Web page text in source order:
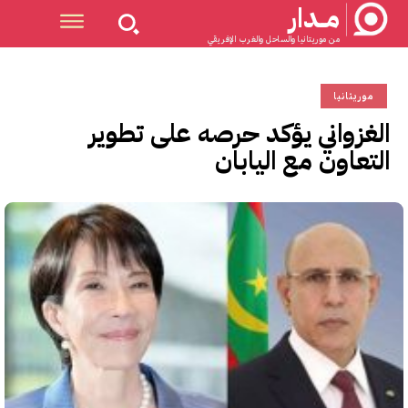
مــدار
من موريتانيا والساحل والغرب الإفريقي
موريتانيا
الغزواني يؤكد حرصه على تطوير
التعاون مع اليابان